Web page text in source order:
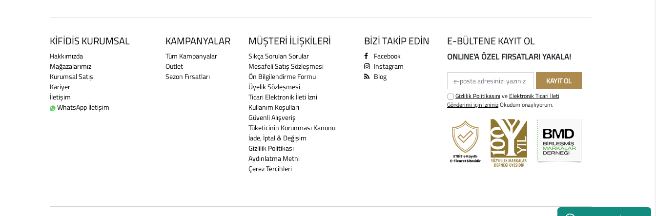
KİFİDİS KURUMSAL
Hakkımızda
Mağazalarımız
Kurumsal Satış
Kariyer
İletişim
WhatsApp İletişim
KAMPANYALAR
Tüm Kampanyalar
Outlet
Sezon Fırsatları
MÜŞTERİ İLİŞKİLERİ
Sıkça Sorulan Sorular
Mesafeli Satış Sözleşmesi
Ön Bilgilendirme Formu
Üyelik Sözleşmesi
Ticari Elektronik İleti İzni
Kullanım Koşulları
Güvenli Alışveriş
Tüketicinin Korunması Kanunu
İade, İptal & Değişim
Gizlilik Politikası
Aydınlatma Metni
Çerez Tercihleri
BİZİ TAKİP EDİN
Facebook
Instagram
Blog
E-BÜLTENE KAYIT OL
ONLINE'A ÖZEL FIRSATLARI YAKALA!
e-posta adresinizi yazınız
KAYIT OL
Gizlilik Politikasını ve Elektronik Ticari İleti
Gönderimi için İzninizOkudum onaylıyorum.